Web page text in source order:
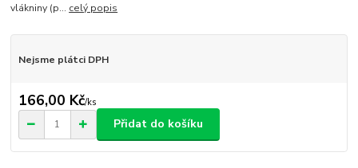
vlákniny (p... celý popis
Nejsme plátci DPH
166,00 Kč/ks
Přidat do košíku